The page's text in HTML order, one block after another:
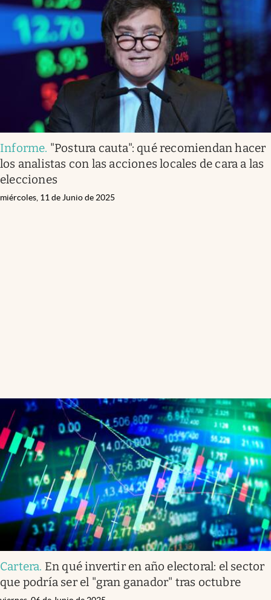
Informe. "Postura cauta": qué recomiendan hacer
los analistas con las acciones locales de cara a las
elecciones
miércoles, 11 de Junio de 2025
Cartera. En qué invertir en año electoral: el sector
que podría ser el "gran ganador" tras octubre